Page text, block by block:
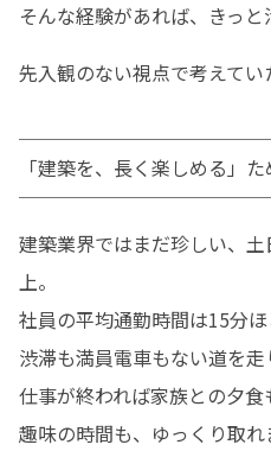
そんな経験があれば、きっと
先入観のない視点で考えてい
「建築を、長く楽しめる」
￣￣￣￣￣￣￣￣￣￣￣￣
建築業界ではまだ珍しい、
上。
社員の平均通勤時間は15分ほ
渋滞も満員電車もない道を走
仕事が終われば家族との夕食
趣味の時間も、ゆっくり取れ